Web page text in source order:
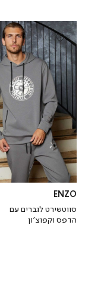
ENZO
סווטשירט לגברים עם
הדפס וקפוצ’ון